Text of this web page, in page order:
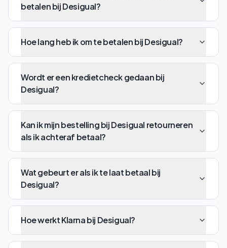
betalen bij Desigual?
Hoe lang heb ik om te betalen bij Desigual?
Wordt er een kredietcheck gedaan bij
Desigual?
Kan ik mijn bestelling bij Desigual retourneren
als ik achteraf betaal?
Wat gebeurt er als ik te laat betaal bij
Desigual?
Hoe werkt Klarna bij Desigual?